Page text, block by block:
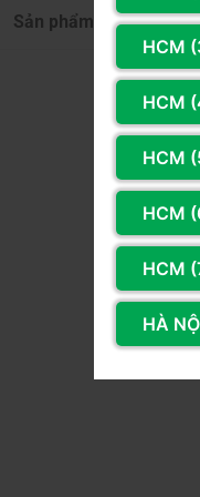
Sản phẩm cùng hãng
HCM
HCM
HCM
HCM
HCM
HÀ